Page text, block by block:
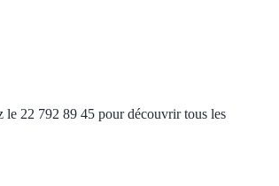
le 22 792 89 45 pour découvrir tous les